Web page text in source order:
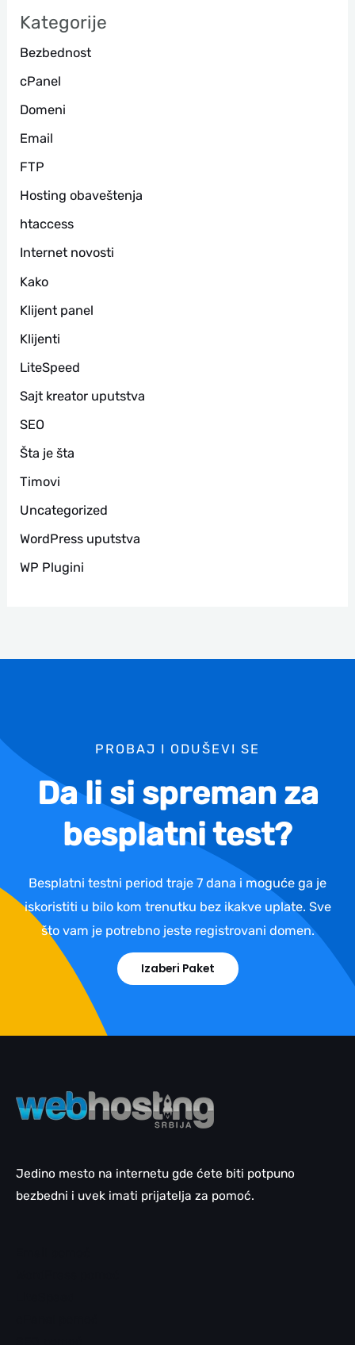
г
а
Kategorije
Bezbednost
cPanel
Domeni
Email
FTP
Hosting obaveštenja
htaccess
Internet novosti
Kako
Klijent panel
Klijenti
LiteSpeed
Sajt kreator uputstva
SEO
Šta je šta
Timovi
Uncategorized
WordPress uputstva
WP Plugini
PROBAJ I ODUŠEVI SE
Da li si spreman za
besplatni test?
Besplatni testni period traje 7 dana i moguće ga je
iskoristiti u bilo kom trenutku bez ikakve uplate. Sve
što vam je potrebno jeste registrovani domen.
Izaberi Paket
Jedino mesto na internetu gde ćete biti potpuno
bezbedni i uvek imati prijatelja za pomoć.